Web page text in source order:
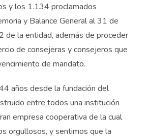
y los 1.134 proclamados
y Balance General al 31 de
de la entidad, además de proceder
de consejeras y consejeros que
de mandato.
años desde la fundación del
entre todos una institución
empresa cooperativa de la cual
orgullosos, y sentimos que la